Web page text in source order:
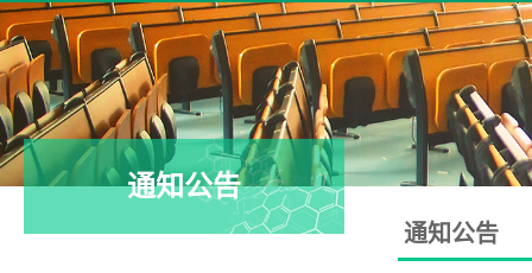
通知公告
通知公告